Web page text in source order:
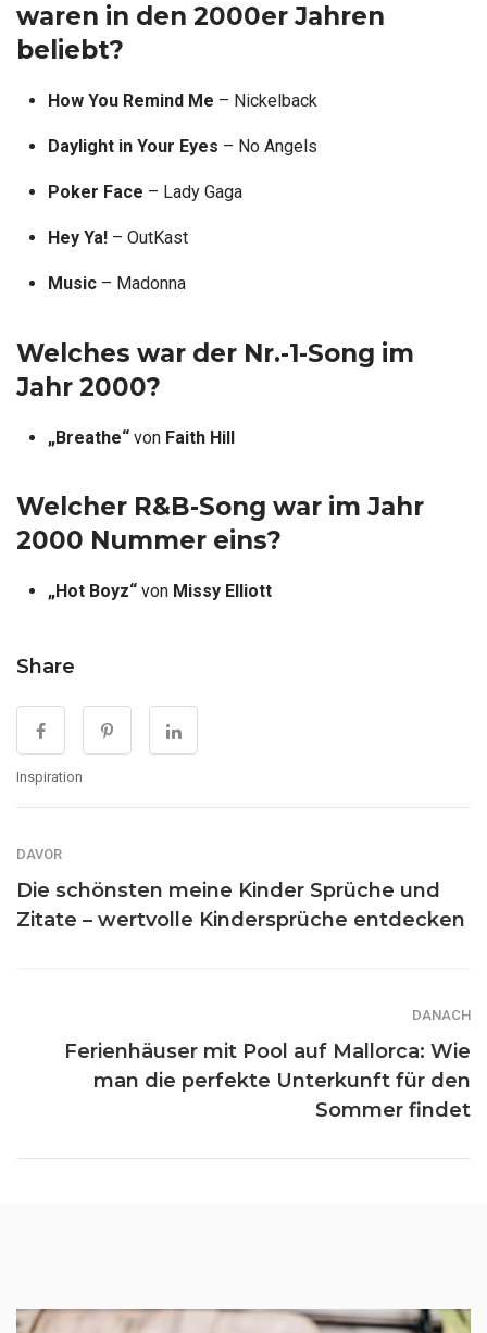
waren in den 2000er Jahren
beliebt?
How You Remind Me – Nickelback
Daylight in Your Eyes – No Angels
Poker Face – Lady Gaga
Hey Ya!– OutKast
Music– Madonna
Welches war der Nr.-1-Song im
Jahr 2000?
„Breathe“von Faith Hill
Welcher R&B-Song war im Jahr
2000 Nummer eins?
„Hot Boyz“von Missy Elliott
Share
Inspiration
DAVOR
Die schönsten meine Kinder Sprüche und
Zitate – wertvolle Kindersprüche entdecken
DANACH
Ferienhäuser mit Pool auf Mallorca: Wie
man die perfekte Unterkunft für den
Sommer findet